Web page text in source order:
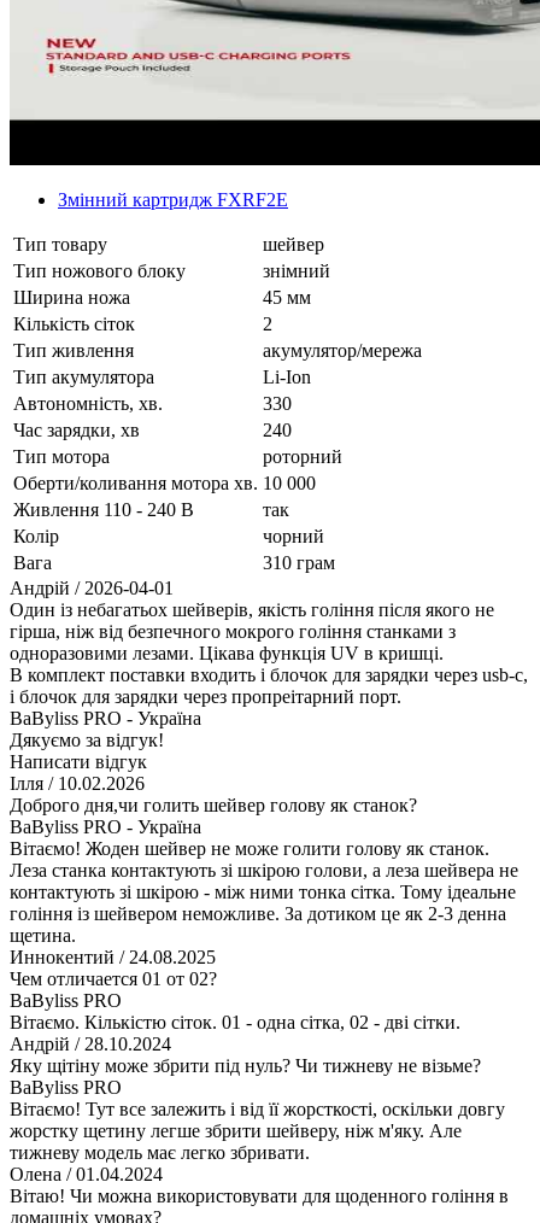
Змінний картридж FXRF2E
Тип товару
шейвер
Тип ножового блоку
знімний
Ширина ножа
45 мм
Кількість сіток
2
Тип живлення
акумулятор/мережа
Тип акумулятора
Li-Ion
Автономність, хв.
330
Час зарядки, хв
240
Тип мотора
роторний
Оберти/коливання мотора хв. 10 000
Живлення 110 - 240 В
так
Колір
чорний
Вага
310 грам
Андрій / 2026-04-01
Один із небагатьох шейверів, якість гоління після якого не
гірша, ніж від безпечного мокрого гоління станками з
одноразовими лезами. Цікава функція UV в кришці.
В комплект поставки входить і блочок для зарядки через usb-c,
і блочок для зарядки через пропреітарний порт.
BaByliss PRO - Україна
Дякуємо за відгук!
Написати відгук
Ілля / 10.02.2026
Доброго дня,чи голить шейвер голову як станок?
BaByliss PRO - Україна
Вітаємо! Жоден шейвер не може голити голову як станок.
Леза станка контактують зі шкірою голови, а леза шейвера не
контактують зі шкірою - між ними тонка сітка. Тому ідеальне
гоління із шейвером неможливе. За дотиком це як 2-3 денна
щетина.
Иннокентий / 24.08.2025
Чем отличается 01 от 02?
BaByliss PRO
Вітаємо. Кількістю сіток. 01 - одна сітка, 02 - дві сітки.
Андрій / 28.10.2024
Яку щітіну може збрити під нуль? Чи тижневу не візьме?
BaByliss PRO
Вітаємо! Тут все залежить і від її жорсткості, оскільки довгу
жорстку щетину легше збрити шейверу, ніж м'яку. Але
тижневу модель має легко збривати.
Олена / 01.04.2024
Вітаю! Чи можна використовувати для щоденного гоління в
домашніх умовах?